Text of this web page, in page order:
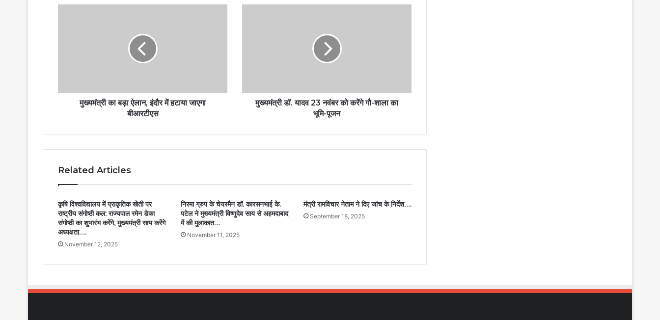
मुख्यमंत्री का बड़ा ऐलान, इंदौर में हटाया जाएगा
बीआरटीएस
मुख्यमंत्री डॉ. यादव 23 नवंबर को करेंगे गौ-शाला का
भूमि-पूजन
Related Articles
कृषि विश्वविद्यालय में प्राकृतिक खेती पर
राष्ट्रीय संगोष्ठी कल: राज्यपाल रमेन डेका
संगोष्ठी का शुभारंभ करेंगे, मुख्यमंत्री साय करेंगे
अध्यक्षता….
November 12, 2025
निरमा ग्रुप के चेयरमैन डॉ. कारसनभाई के.
पटेल ने मुख्यमंत्री विष्णुदेव साय से अहमदाबाद
में की मुलाकात…
November 11, 2025
मंत्री रामविचार नेताम ने दिए जांच के निर्देश….
September 18, 2025